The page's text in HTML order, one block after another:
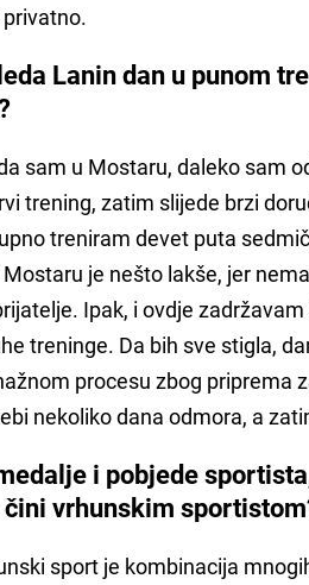
Lanin dan u punom
sam u Mostaru, daleko sam
trening, zatim slijede brzi
treniram devet puta
je nešto lakše, jer
Ipak, i ovdje
treninge. Da bih sve stigla,
procesu zbog priprema
nekoliko dana odmora, a
i pobjede
vrhunskim
sport je kombinacija